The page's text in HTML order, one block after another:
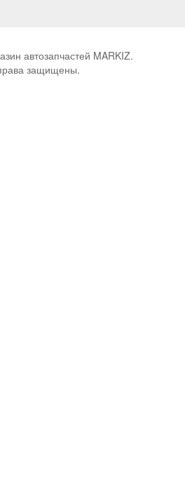
автозапчастей MARKIZ.
защищены.